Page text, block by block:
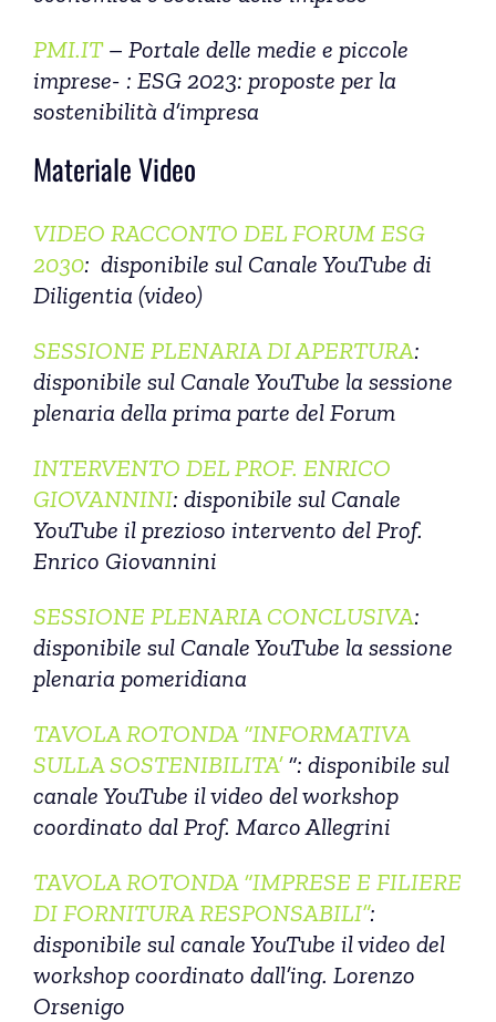
PMI.IT– Portale delle medie e piccole
imprese- : ESG 2023: proposte per la
sostenibilità d’impresa
Materiale Video
VIDEO RACCONTO DEL FORUM ESG
2030: disponibile sul Canale YouTube di
Diligentia (video)
SESSIONE PLENARIA DI APERTURA:
disponibile sul Canale YouTube la sessione
plenaria della prima parte del Forum
INTERVENTO DEL PROF. ENRICO
GIOVANNINI: disponibile sul Canale
YouTube il prezioso intervento del Prof.
Enrico Giovannini
SESSIONE PLENARIA CONCLUSIVA:
disponibile sul Canale YouTube la sessione
plenaria pomeridiana
TAVOLA ROTONDA “INFORMATIVA
SULLA SOSTENIBILITA’“: disponibile sul
canale YouTube il video del workshop
coordinato dal Prof. Marco Allegrini
TAVOLA ROTONDA “IMPRESE E FILIERE
DI FORNITURA RESPONSABILI”:
disponibile sul canale YouTube il video del
workshop coordinato dall’ing. Lorenzo
Orsenigo